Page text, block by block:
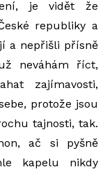
je vidět že
republiky a
a nepřišli přísně
neváhám říct,
zajímavosti,
protože jsou
tajnosti, tak.
ač si pyšně
kapelu nikdy